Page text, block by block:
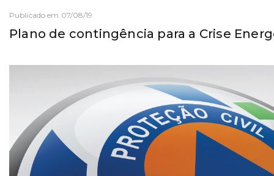
Publicado em 07/08/19
Plano de contingência para a Crise